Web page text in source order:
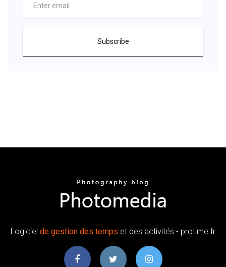
Subscribe
Logiciel de gestion des temps et des activités - protime.fr